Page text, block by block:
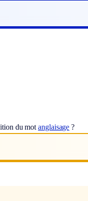
du motanglaisage ?